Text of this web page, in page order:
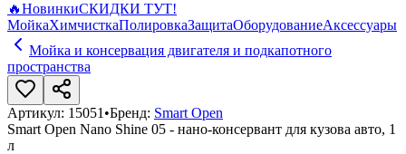
🔥НовинкиСКИДКИ ТУТ!
МойкаХимчисткаПолировкаЗащитаОборудованиеАксессуары
Мойка и консервация двигателя и подкапотного
пространства
Артикул: 15051 •Бренд: Smart Open
Smart Open Nano Shine 05 - нано-консервант для кузова авто, 1
л